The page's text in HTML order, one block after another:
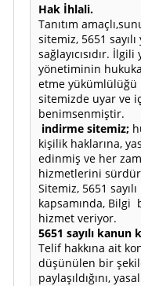
Hak İhlali.
Tanıtım
sitemiz, 5651
sağlayıcısıdır.
yönetiminin
etme yükümlülüğü
sitemizde uyar ve
benimsenmiştir.
indirme sitemiz;
kişilik haklarına,
edinmiş ve her
hizmetlerini
Sitemiz, 5651
kapsamında, Bilgi
hizmet veriyor.
5651 sayılı kanun
Telif hakkına ait
düşünülen bir
paylaşıldığını,